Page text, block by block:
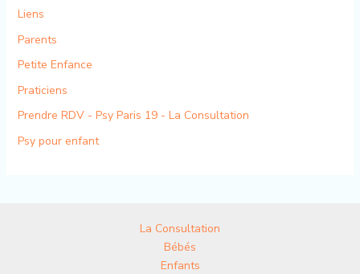
Liens
Parents
Petite Enfance
Praticiens
Prendre RDV - Psy Paris 19 - La Consultation
Psy pour enfant
La Consultation
Bébés
Enfants